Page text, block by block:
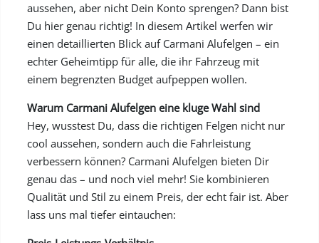
aussehen, aber nicht Dein Konto sprengen? Dann bist
Du hier genau richtig! In diesem Artikel werfen wir
einen detaillierten Blick auf Carmani Alufelgen – ein
echter Geheimtipp für alle, die ihr Fahrzeug mit
einem begrenzten Budget aufpeppen wollen.
Warum Carmani Alufelgen eine kluge Wahl sind
Hey, wusstest Du, dass die richtigen Felgen nicht nur
cool aussehen, sondern auch die Fahrleistung
verbessern können? Carmani Alufelgen bieten Dir
genau das – und noch viel mehr! Sie kombinieren
Qualität und Stil zu einem Preis, der echt fair ist. Aber
lass uns mal tiefer eintauchen: